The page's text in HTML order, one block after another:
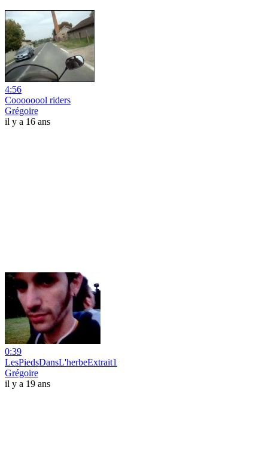
4:56
Coooooool riders
Grégoire
il y a 16 ans
0:39
LesPiedsDansL'herbeExtrait1
Grégoire
il y a 19 ans